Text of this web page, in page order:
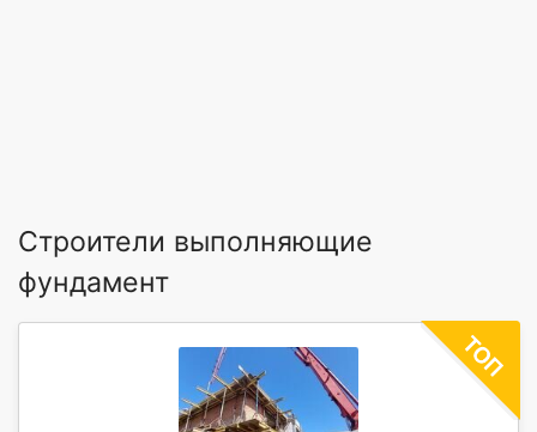
Строители выполняющие
фундамент